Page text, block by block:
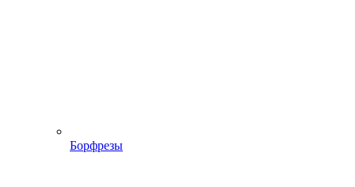
Борфрезы